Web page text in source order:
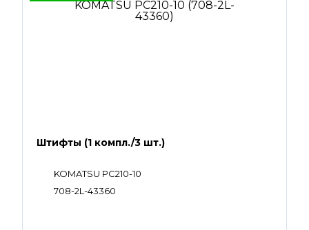
Штифты (1 компл./3 шт.)
KOMATSU PC210-10
708-2L-43360